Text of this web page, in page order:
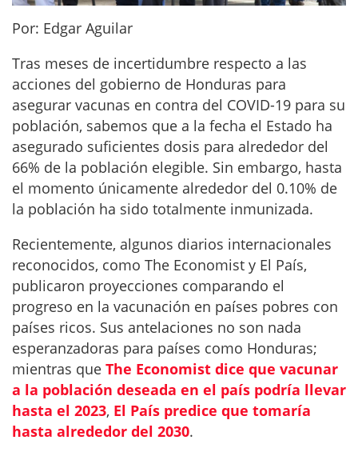
Por: Edgar Aguilar
Tras meses de incertidumbre respecto a las
acciones del gobierno de Honduras para
asegurar vacunas en contra del COVID-19 para su
población, sabemos que a la fecha el Estado ha
asegurado suficientes dosis para alrededor del
66% de la población elegible. Sin embargo, hasta
el momento únicamente alrededor del 0.10% de
la población ha sido totalmente inmunizada.
Recientemente, algunos diarios internacionales
reconocidos, como The Economist y El País,
publicaron proyecciones comparando el
progreso en la vacunación en países pobres con
países ricos. Sus antelaciones no son nada
esperanzadoras para países como Honduras;
mientras que The Economist dice que vacunar
a la población deseada en el país podría llevar
hasta el 2023, El País predice que tomaría
hasta alrededor del 2030.